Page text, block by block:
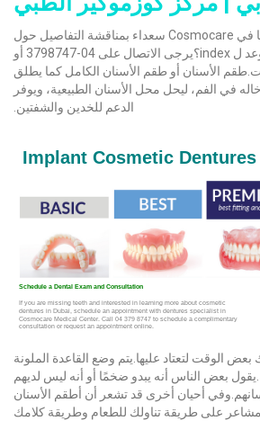
سيكون أطباؤنا وموظفونا في Cosmocare سعداء بمناقشة التفاصيل حول
ذلك index معك.لتحديد موعد ل index؟يرجى الاتصال على 04-3798747 أو
الأسنان أو طقم الأسنان الكامل كما يطلق
في الفم، ليحل محل الأسنان الطبيعية، ويوفر
الدعم للخدين والشفتين.
الوقت لتعتاد عليها.يتم وضع القاعدة الملونة
بعض الناس أنه يبدو ضخمًا أو أنه ليس لديهم
أحيان أخرى قد تشعر أن أطقم الأسنان
على طريقة تناولك للطعام وطريقة كلامك